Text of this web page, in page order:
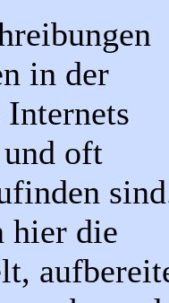
in der
oft
hier die